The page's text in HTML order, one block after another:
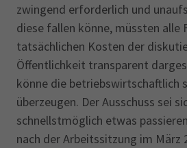
zwingend erforderlich und
diese fallen könne, müssten alle
tatsächlichen Kosten der
Öffentlichkeit transparent
könne die betriebswirtschaftlich
überzeugen. Der Ausschuss sei
schnellstmöglich etwas
nach der Arbeitssitzung im